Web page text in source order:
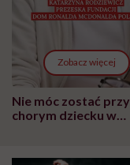
Zobacz więcej
Nie móc zostać przy
chorym dziecku w
może chyba tylko